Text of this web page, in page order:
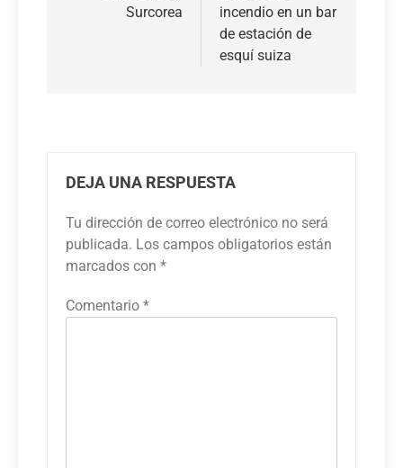
Surcorea
incendio en un bar
de estación de
esquí suiza
DEJA UNA RESPUESTA
Tu dirección de correo electrónico no será
publicada. Los campos obligatorios están
marcados con *
Comentario *